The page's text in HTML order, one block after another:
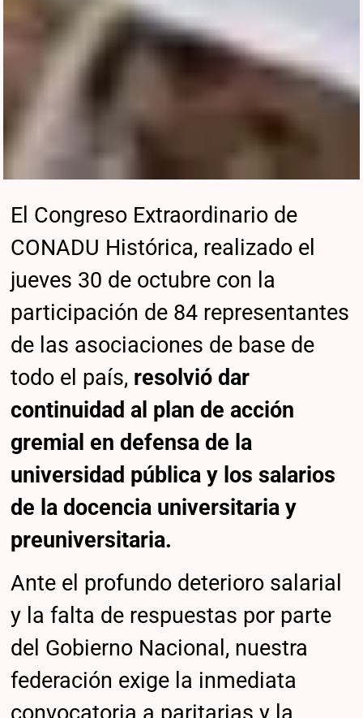
El Congreso Extraordinario de
CONADU Histórica, realizado el
jueves 30 de octubre con la
participación de 84 representantes
de las asociaciones de base de
todo el país, resolvió dar
continuidad al plan de acción
gremial en defensa de la
universidad pública y los salarios
de la docencia universitaria y
preuniversitaria.
Ante el profundo deterioro salarial
y la falta de respuestas por parte
del Gobierno Nacional, nuestra
federación exige la inmediata